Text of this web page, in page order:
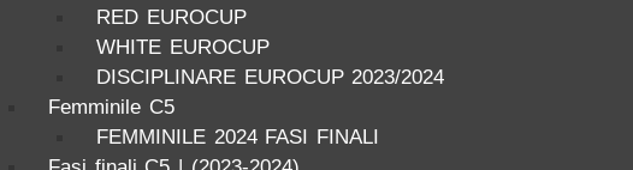
RED EUROCUP
WHITE EUROCUP
DISCIPLINARE EUROCUP 2023/2024
Femminile C5
FEMMINILE 2024 FASI FINALI